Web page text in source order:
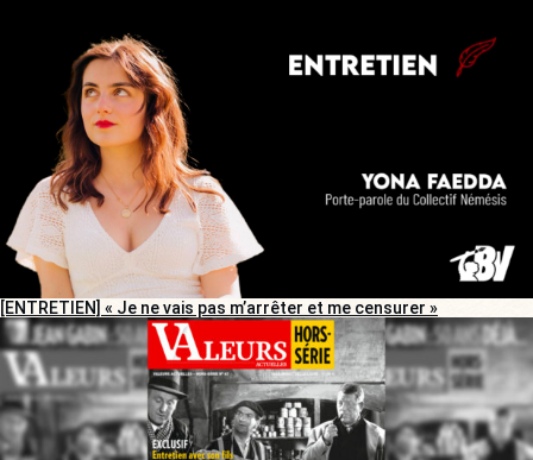
[ENTRETIEN] « Je ne vais pas m’arrêter et me censurer »